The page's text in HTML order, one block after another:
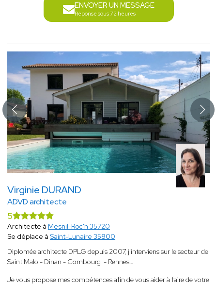
ENVOYER UN MESSAGE
Réponse sous 72 heures
Virginie DURAND
ADVD architecte
5
Architecte à Mesnil-Roc'h 35720
Se déplace à Saint-Lunaire 35800
Diplomée architecte DPLG depuis 2007, j'interviens sur le secteur de
Saint Malo - Dinan - Combourg - Rennes…
Je vous propose mes compétences afin de vous aider à faire de votre